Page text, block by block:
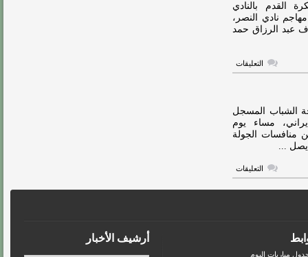
مجرد
المشاركة
مغلقة
القدم بالنادي
نادي النصر،
عبد الرزاق حمد
التعليقاتعلى
مدافع
شكوى
حمد
الله
الشباب المسجل
مساء يوم
منافسات الجولة
يصل ...
التعليقاتعلى
الهلال
مباريات اليوم
أرشيف الأخبار